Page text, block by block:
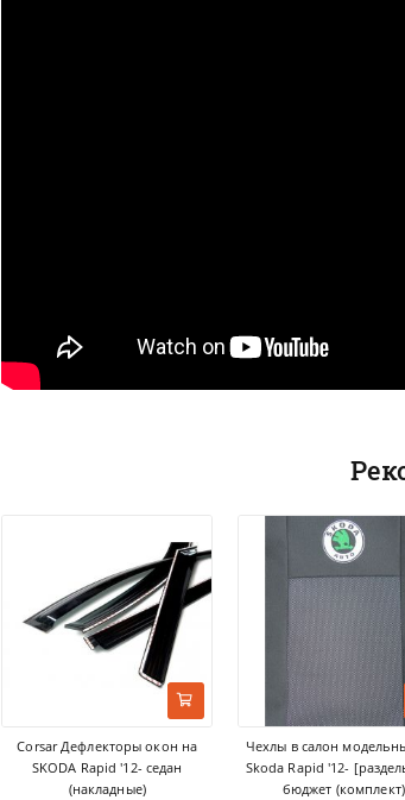
Corsar Дефлекторы окон на
SKODA Rapid '12- седан
(накладные)
Чехлы в салон
Skoda Rapid '12-
бюджет (комплект)